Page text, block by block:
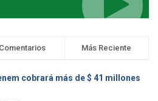
Comentarios Más Reciente
cobrará más de $ 41 millones